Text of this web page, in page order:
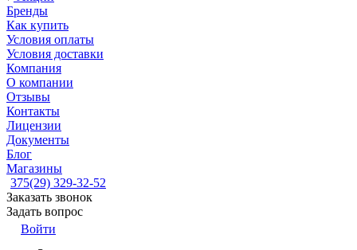
Бренды
Как купить
Условия оплаты
Условия доставки
Компания
О компании
Отзывы
Контакты
Лицензии
Документы
Блог
Магазины
375(29) 329-32-52
Заказать звонок
Задать вопрос
Войти